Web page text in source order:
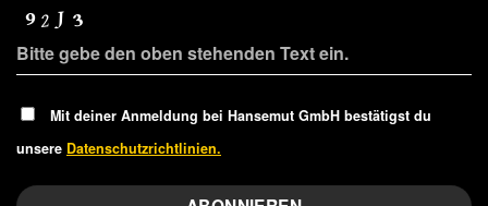
Mit deiner Anmeldung bei Hansemut GmbH bestätigst du
unsere Datenschutzrichtlinien.